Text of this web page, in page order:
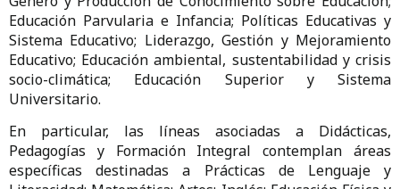
Educación Parvularia e Infancia; Políticas Educativas y
Sistema Educativo; Liderazgo, Gestión y Mejoramiento
Educativo; Educación ambiental, sustentabilidad y crisis
socio-climática; Educación Superior y Sistema
Universitario.
En particular, las líneas asociadas a Didácticas,
Pedagogías y Formación Integral contemplan áreas
específicas destinadas a Prácticas de Lenguaje y